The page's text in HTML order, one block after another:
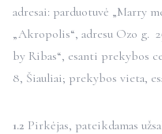
adresai: parduotuvė „Marry
„Akropolis“, adresu Ozo g.
by Ribas“, esanti prekybos
8, Šiauliai; prekybos vieta,
1.2 Pirkėjas, pateikdamas